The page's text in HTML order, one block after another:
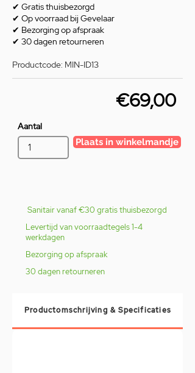
✔ Gratis thuisbezorgd
✔ Op voorraad bij Gevelaar
✔ Bezorging op afspraak
✔ 30 dagen retourneren
Productcode: MIN-ID13
€69,00
Aantal
Plaats in winkelmandje
Sanitair vanaf €30 gratis thuisbezorgd
Levertijd van voorraadtegels 1-4
werkdagen
Bezorging op afspraak
30 dagen retourneren
Productomschrijving & Specificaties